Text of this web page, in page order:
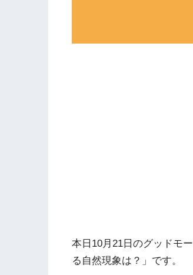
本日10月21日のグッドモ
る自然現象は？」です。